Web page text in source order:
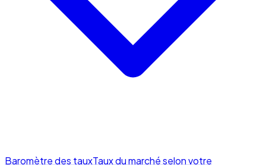
Baromètre des tauxTaux du marché selon votre